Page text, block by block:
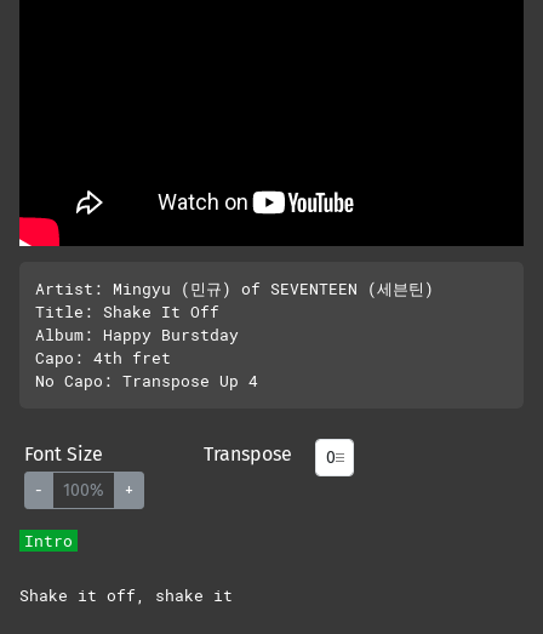
Artist: Mingyu (민규) of SEVENTEEN (세븐틴)
Title: Shake It Off
Album: Happy Burstday
Capo: 4th fret
No Capo: Transpose Up 4
Font Size
- 100% +
Transpose
Intro
Shake it off, shake it